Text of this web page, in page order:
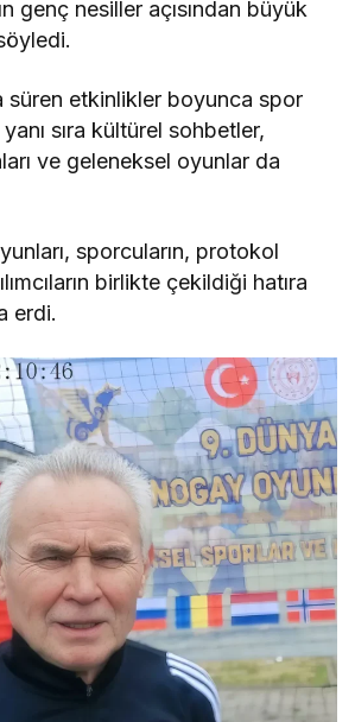
genç nesiller açısından büyük
süren etkinlikler boyunca spor
yanı sıra kültürel sohbetler,
ve geleneksel oyunlar da
sporcuların, protokol
birlikte çekildiği hatıra
erdi.